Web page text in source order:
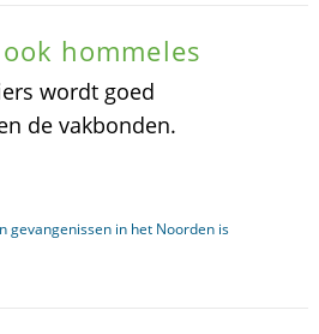
hommeles
wordt goed
de vakbonden.
gevangenissen in het Noorden is